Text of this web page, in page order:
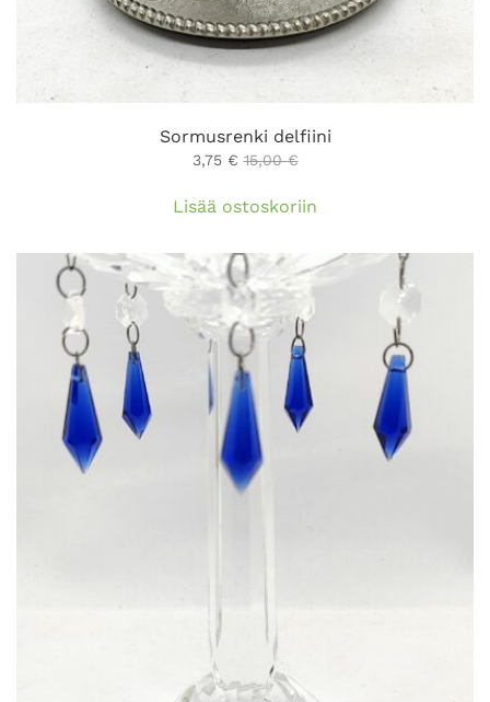
Sormusrenki delfiini
3,75 € 15,00€
Lisää ostoskoriin